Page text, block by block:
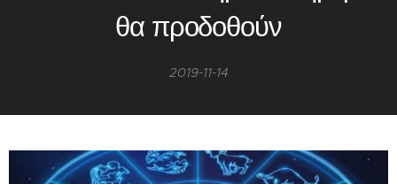
θα προδοθούν
2019-11-14